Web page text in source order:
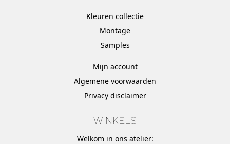
Kleuren collectie
Montage
Samples
Mijn account
Algemene voorwaarden
Privacy disclaimer
WINKELS
Welkom in ons atelier: